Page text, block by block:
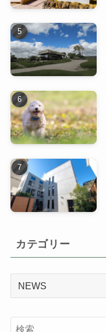
カテゴリー
カ
リ